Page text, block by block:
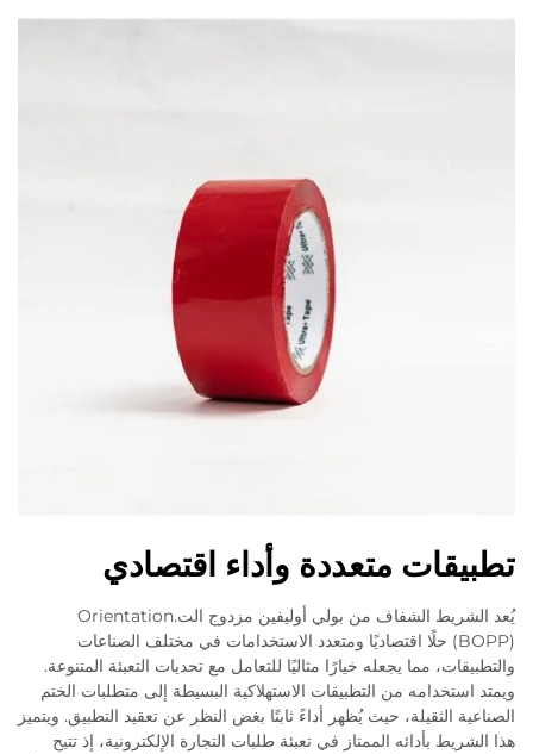
تطبيقات متعددة وأداء اقتصادي
يُعد الشريط الشفاف من بولي أوليفين مزدوج الت.Orientation
(BOPP) حلًا اقتصاديًا ومتعدد الاستخدامات في مختلف الصناعات
والتطبيقات، مما يجعله خيارًا مثاليًا للتعامل مع تحديات التعبئة المتنوعة.
ويمتد استخدامه من التطبيقات الاستهلاكية البسيطة إلى متطلبات الختم
الصناعية الثقيلة، حيث يُظهر أداءً ثابتًا بغض النظر عن تعقيد التطبيق. ويتميز
هذا الشريط بأدائه الممتاز في تعبئة طلبات التجارة الإلكترونية، إذ تتيح